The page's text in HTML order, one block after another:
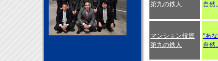
第九の鉄人
自
マンション投資
第九の鉄人
"あ
自